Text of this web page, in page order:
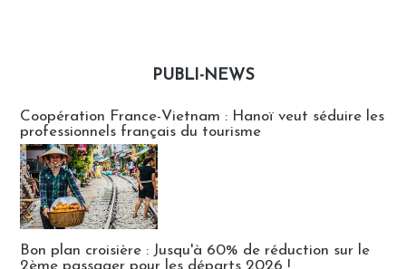
PUBLI-NEWS
Coopération France-Vietnam : Hanoï veut séduire les
professionnels français du tourisme
Bon plan croisière : Jusqu'à 60% de réduction sur le
2ème passager pour les départs 2026 !